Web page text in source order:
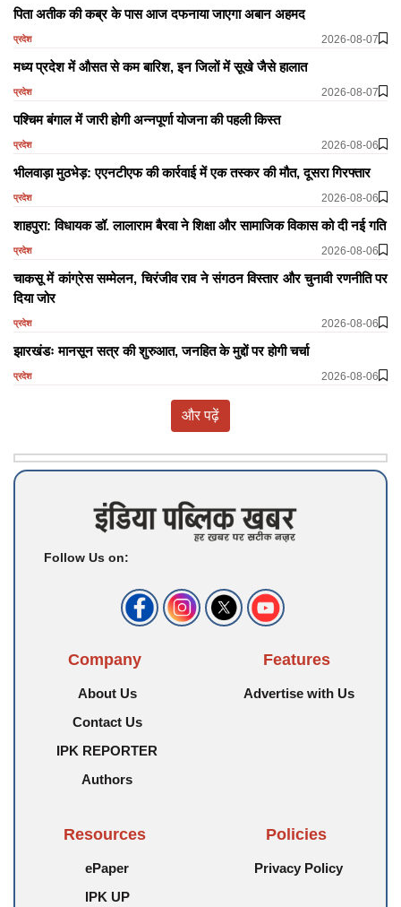
पिता अतीक की कब्र के पास आज दफनाया जाएगा अबान अहमद
प्रदेश 2026-08-07
मध्य प्रदेश में औसत से कम बारिश, इन जिलों में सूखे जैसे हालात
प्रदेश 2026-08-07
पश्चिम बंगाल में जारी होगी अन्नपूर्णा योजना की पहली किस्त
प्रदेश 2026-08-06
भीलवाड़ा मुठभेड़: एएनटीएफ की कार्रवाई में एक तस्कर की मौत, दूसरा गिरफ्तार
प्रदेश 2026-08-06
शाहपुरा: विधायक डॉ. लालाराम बैरवा ने शिक्षा और सामाजिक विकास को दी नई गति
प्रदेश 2026-08-06
चाकसू में कांग्रेस सम्मेलन, चिरंजीव राव ने संगठन विस्तार और चुनावी रणनीति पर
दिया जोर
प्रदेश 2026-08-06
झारखंडः मानसून सत्र की शुरुआत, जनहित के मुद्दों पर होगी चर्चा
प्रदेश 2026-08-06
और पढ़ें
Follow Us on:
Company
About Us
Contact Us
IPK REPORTER
Authors
Features
Advertise with Us
Resources
ePaper
IPK UP
Policies
Privacy Policy